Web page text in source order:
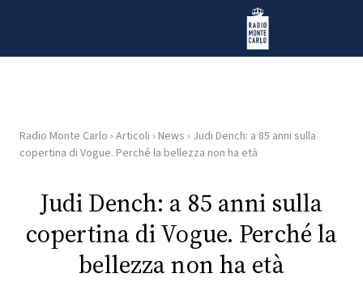
Radio Monte Carlo
HOME
RADIO
WEB
RADIO
Radio Monte Carlo › Articoli › News › Judi Dench: a 85 anni sulla
copertina di Vogue. Perché la bellezza non ha età
Judi Dench: a 85 anni sulla
copertina di Vogue. Perché la
bellezza non ha età